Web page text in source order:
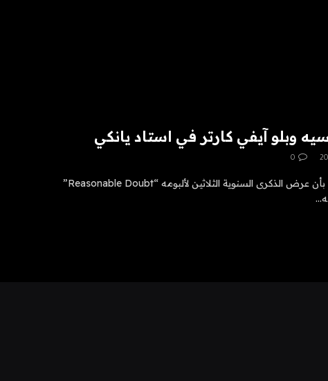
وبلو آيفي كارتر في استاد يانكي
0
يبدو أن جاي زي قد وعد مقدمًا بأن عرض الذكرى السنوية الثلاثين لألبومه “Reasonable Doubt”